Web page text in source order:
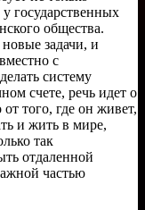
государственных
общества.
задачи, и
с
систему
счете, речь идет о
того, где он живет,
и жить в мире,
так
отдаленной
частью